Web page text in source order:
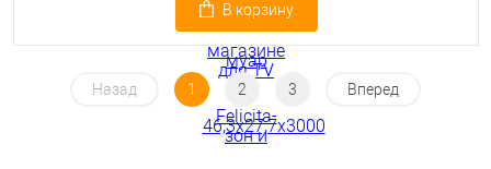
В корзину
Назад 1 2 3 Вперед